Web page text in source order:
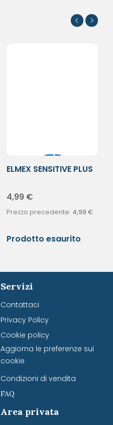
ELMEX SENSITIVE PLUS
4,99 €
Prezzo precedente: 4,99 €
Prodotto esaurito
Servizi
Contattaci
Privacy Policy
Cookie policy
Aggiorna le preferenze sui
cookie
Condizioni di vendita
FAQ
Area privata